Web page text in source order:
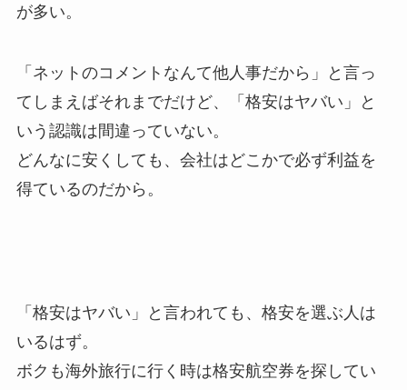
が多い。
「ネットのコメントなんて他人事だから」と言っ
てしまえばそれまでだけど、「格安はヤバい」と
いう認識は間違っていない。
どんなに安くしても、会社はどこかで必ず利益を
得ているのだから。
「格安はヤバい」と言われても、格安を選ぶ人は
いるはず。
ボクも海外旅行に行く時は格安航空券を探してい